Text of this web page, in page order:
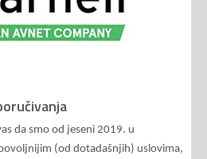
da smo od jeseni 2019. u
(od dotadašnjih) uslovima,